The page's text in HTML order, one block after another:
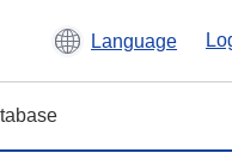
Language